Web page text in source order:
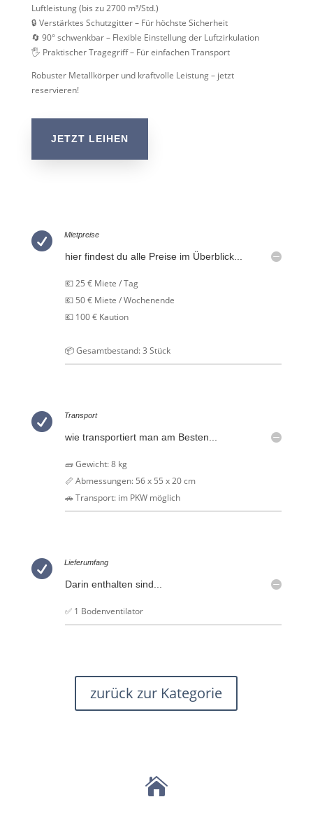
Luftleistung (bis zu 2700 m³/Std.)
🔒 Verstärktes Schutzgitter – Für höchste Sicherheit
🔄 90° schwenkbar – Flexible Einstellung der Luftzirkulation
🖐️ Praktischer Tragegriff – Für einfachen Transport
Robuster Metallkörper und kraftvolle Leistung – jetzt
reservieren!
JETZT LEIHEN
 Mietpreise
hier findest du alle Preise im Überblick...
💶 25 € Miete / Tag
💶 50 € Miete / Wochenende
💶 100 € Kaution
📦 Gesamtbestand: 3 Stück
 Transport
wie transportiert man am Besten...
🧱 Gewicht: 8 kg
📏 Abmessungen: 56 x 55 x 20 cm
🚗 Transport: im PKW möglich
 Lieferumfang
Darin enthalten sind...
✅ 1 Bodenventilator
zurück zur Kategorie
